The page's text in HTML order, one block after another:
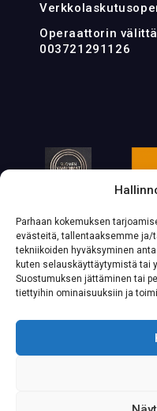
Parhaan kokemuksen
evästeitä, tallentaaksemme ja/
tekniikoiden hyväksyminen
kuten selauskäyttäytymistä tai
Suostumuksen jättäminen tai
tiettyihin ominaisuuksiin ja
Operaattorin
003721291126